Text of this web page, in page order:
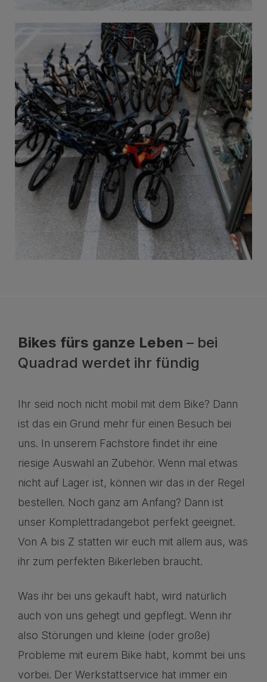
Bikes fürs ganze Leben – bei
Quadrad werdet ihr fündig
Ihr seid noch nicht mobil mit dem Bike? Dann
ist das ein Grund mehr für einen Besuch bei
uns. In unserem Fachstore findet ihr eine
riesige Auswahl an Zubehör. Wenn mal etwas
nicht auf Lager ist, können wir das in der Regel
bestellen. Noch ganz am Anfang? Dann ist
unser Komplettradangebot perfekt geeignet.
Von A bis Z statten wir euch mit allem aus, was
ihr zum perfekten Bikerleben braucht.
Was ihr bei uns gekauft habt, wird natürlich
auch von uns gehegt und gepflegt. Wenn ihr
also Störungen und kleine (oder große)
Probleme mit eurem Bike habt, kommt bei uns
vorbei. Der Werkstattservice hat immer ein